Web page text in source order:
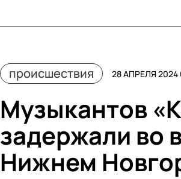
происшествия 28 АПРЕЛЯ 2024
Музыкантов
задержали во
Нижнем